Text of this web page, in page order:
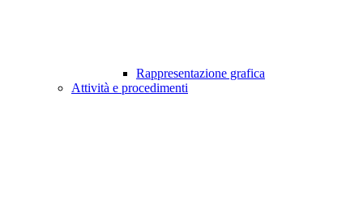
Rappresentazione grafica
Attività e procedimenti